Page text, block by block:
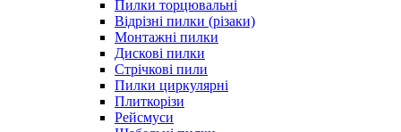
Пилки торцювальні
Відрізні пилки (різаки)
Монтажні пилки
Дискові пилки
Стрічкові пили
Пилки циркулярні
Плиткорізи
Рейсмуси